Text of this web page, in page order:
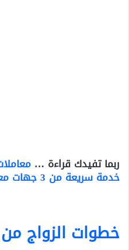
ربما تفيدك قراءة …
خدمة سريعة من 3 جهات معتمدة
خطوات الزواج من